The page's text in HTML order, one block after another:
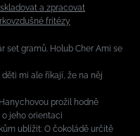
skladovat a zpracovat
fritézy
set gramů. Holub Cher Ami se
děti mi ale říkají, že na něj
prožil hodně
jeho orientaci
ublížit: O čokoládě určitě